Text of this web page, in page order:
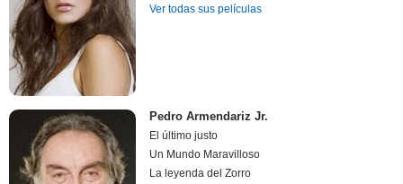
Ver todas sus películas
Pedro Armendariz Jr.
El último justo
Un Mundo Maravilloso
La leyenda del Zorro